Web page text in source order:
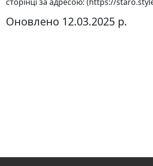
Оновлено 12.03.2025 р.